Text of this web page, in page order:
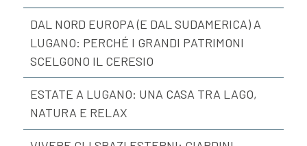
DAL NORD EUROPA (E DAL SUDAMERICA) A
LUGANO: PERCHÉ I GRANDI PATRIMONI
SCELGONO IL CERESIO
ESTATE A LUGANO: UNA CASA TRA LAGO,
NATURA E RELAX